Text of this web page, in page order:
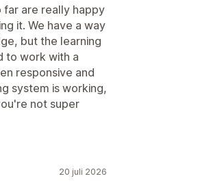
far are really happy
it. We have a way
but the learning
to work with a
responsive and
system is working,
not super
20 juli 2026